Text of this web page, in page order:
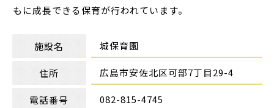
もに成長できる保育が行われています。
施設名 城保育園
住所 広島市安佐北区可部7丁目29-4
電話番号 082-815-4745